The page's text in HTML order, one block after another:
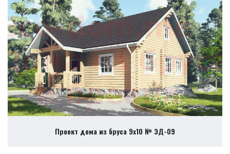
Проект дома из бруса 9х10 № ЭД-09